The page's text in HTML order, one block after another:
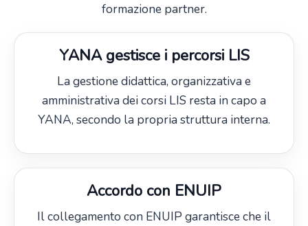
formazione partner.
YANA gestisce i percorsi LIS
La gestione didattica, organizzativa e
amministrativa dei corsi LIS resta in capo a
YANA, secondo la propria struttura interna.
Accordo con ENUIP
Il collegamento con ENUIP garantisce che il